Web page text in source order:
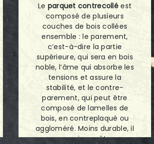
Le parquet contrecollé est
composé de plusieurs
couches de bois collées
ensemble : le parement,
c’est-à-dire la partie
supérieure, qui sera en bois
noble, l’âme qui absorbe les
tensions et assure la
stabilité, et le contre-
parement, qui peut être
composé de lamelles de
bois, en contreplaqué ou
aggloméré. Moins durable, il
sera moins coûteux.